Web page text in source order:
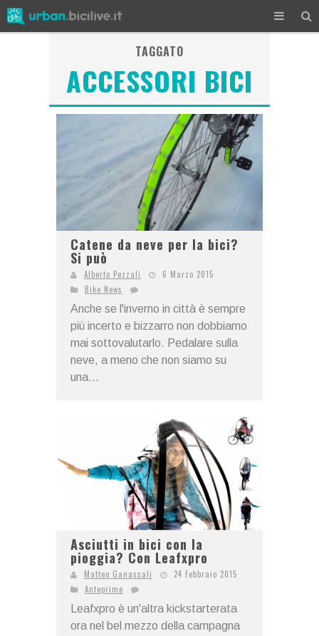
TAGGATO
ACCESSORI BICI
Catene da neve per la bici?
Si può
Alberto Pezzali
6 Marzo 2015
Bike News
Anche se l'inverno in città è sempre
più incerto e bizzarro non dobbiamo
mai sottovalutarlo. Pedalare sulla
neve, a meno che non siamo su
una...
Asciutti in bici con la
pioggia? Con Leafxpro
Matteo Ganassali
24 Febbraio 2015
Anteprime
Leafxpro è un'altra kickstarterata
ora nel bel mezzo della campagna